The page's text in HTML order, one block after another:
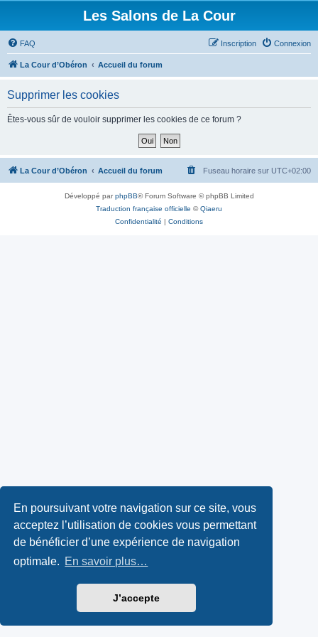
En poursuivant votre navigation sur ce site, vous
acceptez l’utilisation de cookies vous permettant
de bénéficier d’une expérience de navigation
optimale. En savoir plus…
J’accepte
Les Salons de La Cour
FAQ Connexion
Inscription
La Cour d’Obéron Accueil du forum
Supprimer les cookies
Êtes-vous sûr de vouloir supprimer les cookies de ce forum ?
La Cour d’Obéron Accueil du forum Fuseau horaire sur UTC+02:00
Développé parphpBB® Forum Software © phpBB Limited
Traduction française officielle ©Qiaeru
Confidentialité | Conditions